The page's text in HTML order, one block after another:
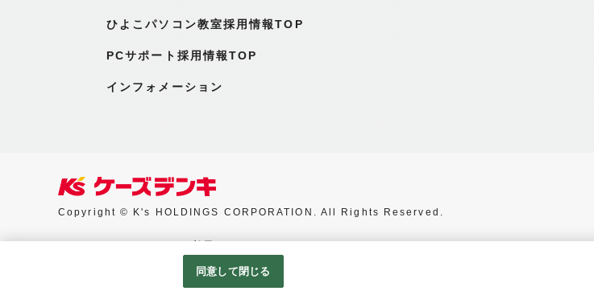
ひよこパソコン教室採用情報TOP
PCサポート採用情報TOP
インフォメーション
Copyright © K's HOLDINGS CORPORATION. All Rights Reserved.
Googleアナリティクスの利用について
同意して閉じる